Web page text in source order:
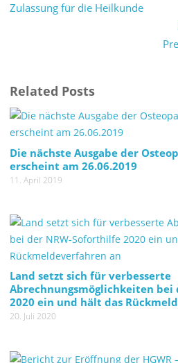
Zulassung für die Heilkunde
Related Posts
Die nächste Ausgabe der
erscheint am 26.06.2019
11. April 2019
Land setzt sich für verbesserte
Abrechnungsmöglichkeiten bei
2020 ein und hält das
20. Juli 2020